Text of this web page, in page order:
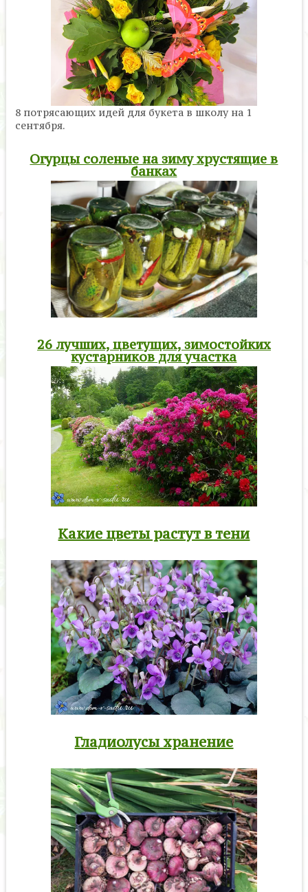
8 потрясающих идей для букета в школу на 1
сентября.
Огурцы соленые на зиму хрустящие в
банках
26 лучших, цветущих, зимостойких
кустарников для участка
Какие цветы растут в тени
Гладиолусы хранение